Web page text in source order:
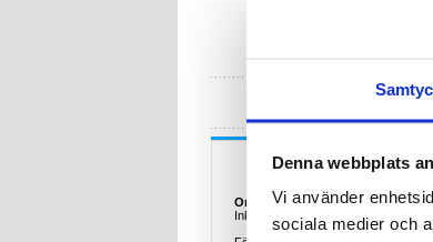
Denna webbplats
Vi använder
sociala medier och
Beskrivning
Original Samsung Galaxy A42 5G
Inkl. Display Glas, Touch Screen